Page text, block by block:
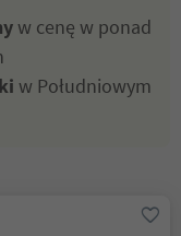
w cenę w ponad
w Południowym